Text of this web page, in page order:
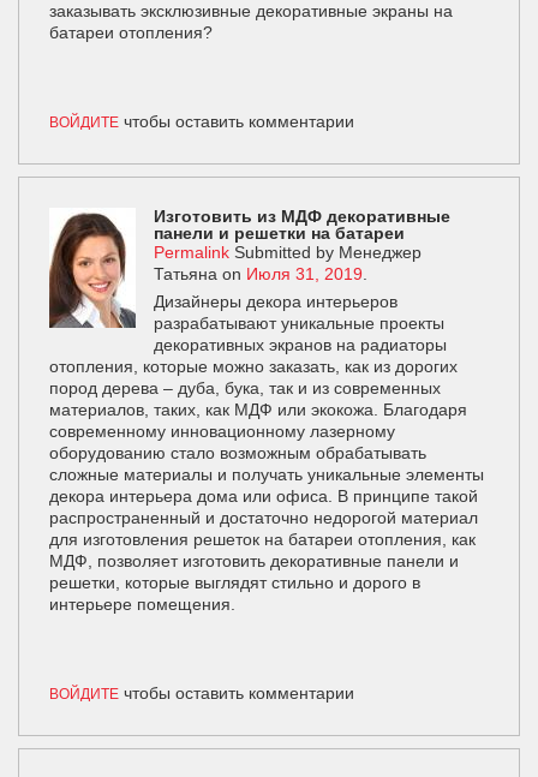
заказывать эксклюзивные декоративные экраны на
батареи отопления?
ВОЙДИТЕ чтобы оставить комментарии
Изготовить из МДФ декоративные
панели и решетки на батареи
Permalink Submitted by Менеджер
Татьяна on Июля 31, 2019
Дизайнеры декора интерьеров
разрабатывают уникальные проекты
декоративных экранов на радиаторы
отопления, которые можно заказать, как из дорогих
пород дерева – дуба, бука, так и из современных
материалов, таких, как МДФ или экокожа. Благодаря
современному инновационному лазерному
оборудованию стало возможным обрабатывать
сложные материалы и получать уникальные элементы
декора интерьера дома или офиса. В принципе такой
распространенный и достаточно недорогой материал
для изготовления решеток на батареи отопления, как
МДФ, позволяет изготовить декоративные панели и
решетки, которые выглядят стильно и дорого в
интерьере помещения.
ВОЙДИТЕ чтобы оставить комментарии